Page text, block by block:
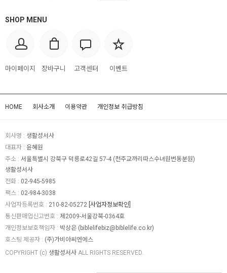
SHOP MENU
마이페이지 장바구니 고객센터 이벤트
HOME 회사소개 이용약관 개인정보 취급방침
회사명 : 생활성서사
대표자 : 윤혜원
주소 : 서울특별시 강북구 덕릉로42길 57-4 (천주교까리따스수녀원번동분원)
생활성서사
전화 : 02-945-5985
팩스 : 02-984-3038
사업자등록번호 : 210-82-05272 [사업자정보확인]
통신판매업신고번호 : 제2009-서울강북-0364호
개인정보보호책임자 : 박상은 ( biblelifebiz@biblelife.co.kr)
호스팅 제공자 : (주)가비아씨엔에스
COPYRIGHT (c) 생활성서사 ALL RIGHTS RESERVED.